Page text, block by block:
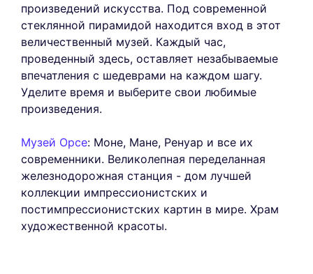
произведений искусства. Под современной
стеклянной пирамидой находится вход в этот
величественный музей. Каждый час,
проведенный здесь, оставляет незабываемые
впечатления с шедеврами на каждом шагу.
Уделите время и выберите свои любимые
произведения.
Музей Орсе: Моне, Мане, Ренуар и все их
современники. Великолепная переделанная
железнодорожная станция - дом лучшей
коллекции импрессионистских и
постимпрессионистских картин в мире. Храм
художественной красоты.